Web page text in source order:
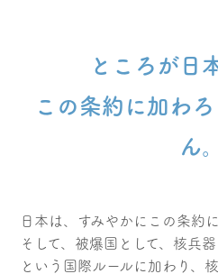
ところが日
この条約に加わ
ん。
日本は、すみやかにこの条約
そして、被爆国として、核兵
という国際ルールに加わり、